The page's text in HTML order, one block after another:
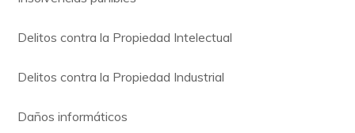
Delitos contra la Propiedad Intelectual
Delitos contra la Propiedad Industrial
Daños informáticos